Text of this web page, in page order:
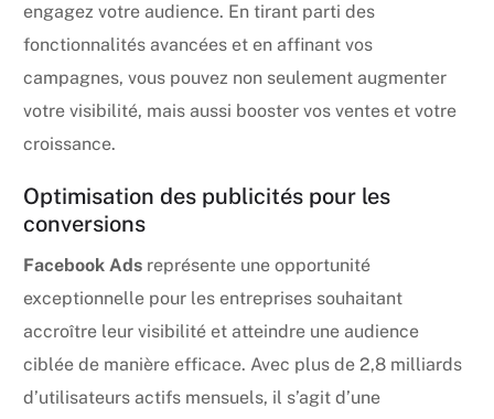
engagez votre audience. En tirant parti des
fonctionnalités avancées et en affinant vos
campagnes, vous pouvez non seulement augmenter
votre visibilité, mais aussi booster vos ventes et votre
croissance.
Optimisation des publicités pour les
conversions
Facebook Ads représente une opportunité
exceptionnelle pour les entreprises souhaitant
accroître leur visibilité et atteindre une audience
ciblée de manière efficace. Avec plus de 2,8 milliards
d’utilisateurs actifs mensuels, il s’agit d’une